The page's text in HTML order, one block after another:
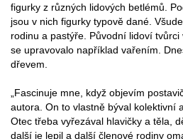
figurky z různých lidových betlémů.
jsou v nich figurky typově dané.
rodinu a pastýře. Původní lidoví
se upravovalo například vařením.
dřevem.
„Fascinuje mne, když objevím
autora. On to vlastně býval kolektivní
Otec třeba vyřezával hlavičky a těla,
další je lepil a další členové rodiny